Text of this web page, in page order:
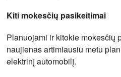
Kiti mokesčių pasikeitimai
Planuojami ir kitokie mokesčių
naujienas artimiausiu metu
elektrinį automobilį.